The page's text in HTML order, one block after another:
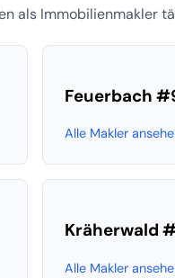
als Immobilienmakler
Feuerbach
Alle Makler
Kräherwald
Alle Makler